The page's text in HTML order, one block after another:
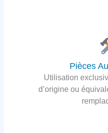
Pièces
Utilisation
d’origine ou